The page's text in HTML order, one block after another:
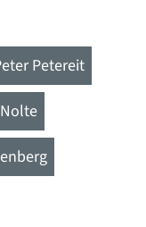
Petereit